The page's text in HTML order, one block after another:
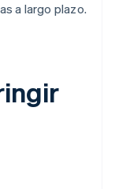
a largo plazo.